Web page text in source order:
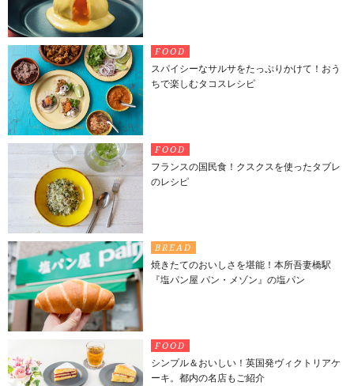
FOOD
スパイシーなサルサをたっぷりかけて！おう
ちで楽しむタコスレシピ
FOOD
フランスの国民食！クスクスを使ったタブレ
のレシピ
BREAD
焼きたてのおいしさを堪能！本所吾妻橋駅
『塩パン屋 パン・メゾン』の塩パン
FOOD
シンプル＆おいしい！英国発ヴィクトリアケ
ーキ。都内の名店もご紹介